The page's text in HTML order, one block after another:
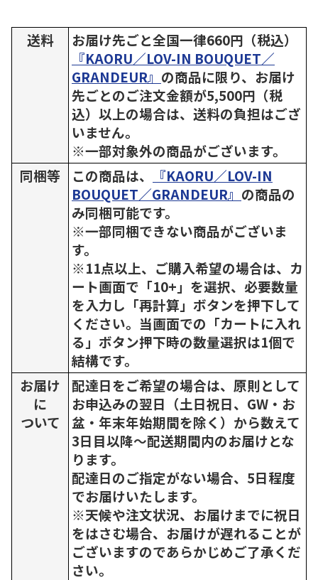
送料
お届け先ごと全国一律660円（税込）
『KAORU／LOV-IN BOUQUET／
GRANDEUR』 の商品に限り、お届け
先ごとのご注文金額が5,500円（税
込）以上の場合は、送料の負担はござ
いません。
※一部対象外の商品がございます。
同梱等
この商品は、
『KAORU／LOV-IN
BOUQUET／GRANDEUR』 の商品の
み同梱可能です。
※一部同梱できない商品がございま
す。
※11点以上、ご購入希望の場合は、カ
ート画面で「10+」を選択、必要数量
を入力し「再計算」ボタンを押下して
ください。当画面での「カートに入れ
る」ボタン押下時の数量選択は1個で
結構です。
お届け
に
ついて
配達日をご希望の場合は、原則として
お申込みの翌日（土日祝日、GW・お
盆・年末年始期間を除く）から数えて
3日目以降～配送期間内のお届けとな
ります。
配達日のご指定がない場合、5日程度
でお届けいたします。
※天候や注文状況、お届けまでに祝日
をはさむ場合、お届けが遅れることが
ございますのであらかじめご了承くだ
さい。